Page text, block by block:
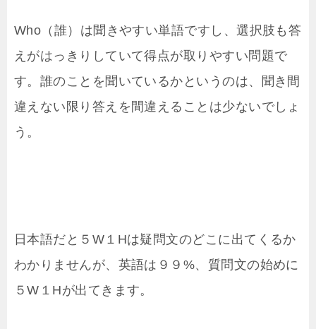
Who（誰）は聞きやすい単語ですし、選択肢も答
えがはっきりしていて得点が取りやすい問題で
す。誰のことを聞いているかというのは、聞き間
違えない限り答えを間違えることは少ないでしょ
う。
日本語だと５W１Hは疑問文のどこに出てくるか
わかりませんが、英語は９９%、質問文の始めに
５W１Hが出てきます。